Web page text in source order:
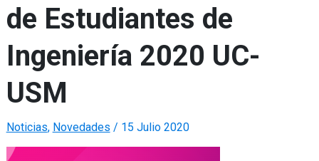
de Estudiantes de
Ingeniería 2020 UC-
USM
Noticias, Novedades / 15 Julio 2020